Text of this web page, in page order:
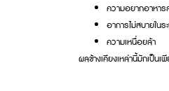
ความอยากอาหา
อาการไม่สบายใน
ความเหนื่อยล้า
ผลข้างเคียงเหล่านี้มักเป็นเ